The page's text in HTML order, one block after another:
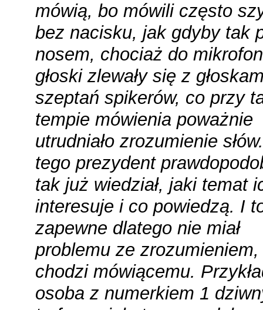
mówią, bo mówili często
bez nacisku, jak gdyby tak
nosem, chociaż do
głoski zlewały się z
szeptań spikerów, co przy
tempie mówienia poważnie
utrudniało zrozumienie
tego prezydent
tak już wiedział, jaki temat
interesuje i co powiedzą. I
zapewne dlatego nie miał
problemu ze
chodzi mówiącemu.
osoba z numerkiem 1